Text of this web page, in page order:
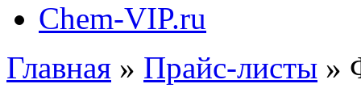
Chem-VIP.ru
Главная » Прайс-листы »